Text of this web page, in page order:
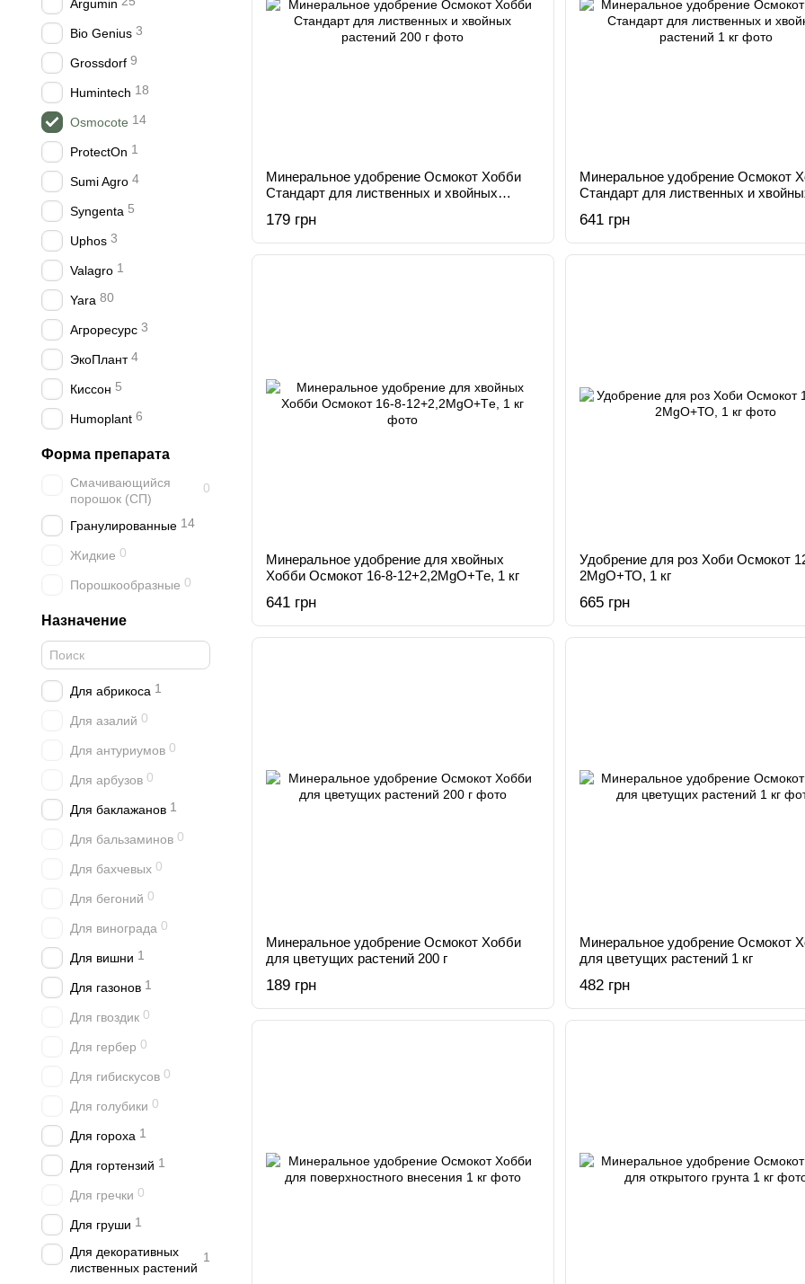
Минеральное удобрение Осмокот Хобби
Стандарт для лиственных и хвойных
179 грн
Минеральное удобрение Осмокот
Стандарт для лиственных и
641 грн
Минеральное удобрение для хвойных
Хобби Осмокот 16-8-12+2,2MgO+Тe, 1 кг
641 грн
Удобрение для роз Хоби Осмокот
2MgO+ТО, 1 кг
665 грн
Минеральное удобрение Осмокот Хобби
для цветущих растений 200 г
189 грн
Минеральное удобрение Осмокот
для цветущих растений 1 кг
482 грн
Argumin
Bio Genius 3
Grossdorf 9
Humintech 18
Osmocote 14
ProtectOn 1
Sumi Agro 4
Syngenta 5
Uphos 3
Valagro 1
Yara 80
Агроресурс 3
ЭкоПлант 4
Киссон 5
Humoplant 6
Форма препарата
Смачивающийся
порошок (СП)
0
Гранулированные 14
Жидкие 0
Порошкообразные 0
Назначение
Для абрикоса 1
Для азалий 0
Для антуриумов 0
Для арбузов 0
Для баклажанов 1
Для бальзаминов 0
Для бахчевых 0
Для бегоний 0
Для винограда 0
Для вишни 1
Для газонов 1
Для гвоздик 0
Для гербер 0
Для гибискусов 0
Для голубики 0
Для гороха 1
Для гортензий 1
Для гречки 0
Для груши 1
Для декоративных
лиственных растений
1